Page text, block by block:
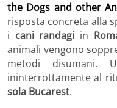
the Dogs and other
risposta concreta alla
i cani randagi in
animali vengono
metodi disumani.
ininterrottamenteal
sola Bucarest.